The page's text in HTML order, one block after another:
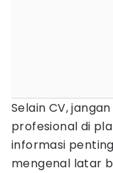
Selain CV,
profesional di
informasi
mengenal latar